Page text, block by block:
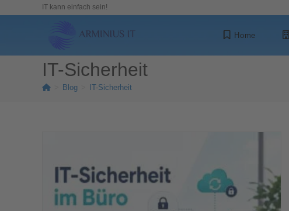
IT kann einfach sein!
Home
IT-Sicherheit
Blog IT-Sicherheit